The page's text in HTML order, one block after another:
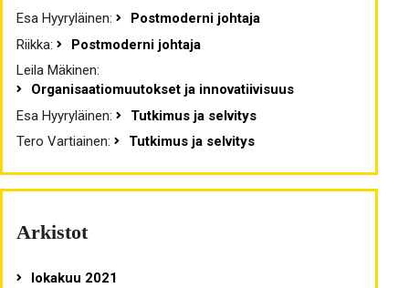
Esa Hyyryläinen:
Postmoderni johtaja
Riikka:
Postmoderni johtaja
Leila Mäkinen:
Organisaatiomuutokset ja innovatiivisuus
Esa Hyyryläinen:
Tutkimus ja selvitys
Tero Vartiainen: Tutkimus ja selvitys
Arkistot
lokakuu 2021